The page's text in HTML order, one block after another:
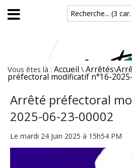
Aller au contenu principal
Recherche... (3
Vous êtes là : Accueil \ Arrêtés\
préfectoral modificatif n°16-
Arrêté préfectoral
2025-06-23-00002
Le mardi 24 Juin 2025 à 15h54 PM